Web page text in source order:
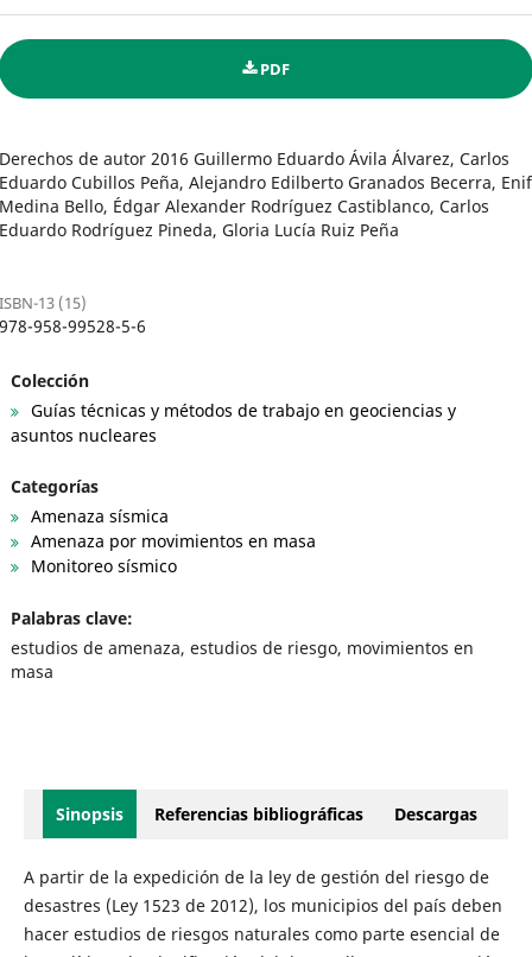
PDF
Derechos de autor 2016 Guillermo Eduardo Ávila Álvarez, Carlos
Eduardo Cubillos Peña, Alejandro Edilberto Granados Becerra, Enif
Medina Bello, Édgar Alexander Rodríguez Castiblanco, Carlos
Eduardo Rodríguez Pineda, Gloria Lucía Ruiz Peña
ISBN-13 (15)
978-958-99528-5-6
Colección
Guías técnicas y métodos de trabajo en geociencias y
asuntos nucleares
Categorías
Amenaza sísmica
Amenaza por movimientos en masa
Monitoreo sísmico
Palabras clave:
estudios de amenaza, estudios de riesgo, movimientos en
masa
Sinopsis Referencias bibliográficas Descargas
A partir de la expedición de la ley de gestión del riesgo de
desastres (Ley 1523 de 2012), los municipios del país deben
hacer estudios de riesgos naturales como parte esencial de